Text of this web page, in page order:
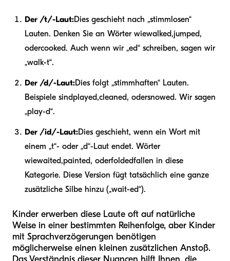
Der /t/-Laut:Dies geschieht nach „stimmlosen“
Lauten. Denken Sie an Wörter wiewalked,jumped,
odercooked. Auch wenn wir „ed“ schreiben, sagen wir
„walk-t“.
Der /d/-Laut:Dies folgt „stimmhaften“ Lauten.
Beispiele sindplayed,cleaned, odersnowed. Wir sagen
„play-d“.
Der /id/-Laut:Dies geschieht, wenn ein Wort mit
einem „t“- oder „d“-Laut endet. Wörter
wiewaited,painted, oderfoldedfallen in diese
Kategorie. Diese Version fügt tatsächlich eine ganze
zusätzliche Silbe hinzu („wait-ed“).
Kinder erwerben diese Laute oft auf natürliche
Weise in einer bestimmten Reihenfolge, aber Kinder
mit Sprachverzögerungen benötigen
möglicherweise einen kleinen zusätzlichen Anstoß.